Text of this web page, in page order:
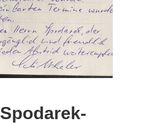
Spodarek-